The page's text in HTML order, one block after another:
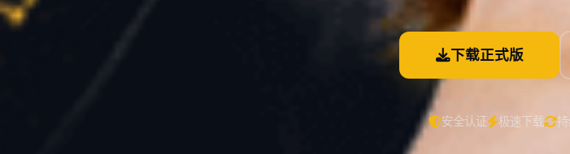
下载正式版
安全认证 极速下载